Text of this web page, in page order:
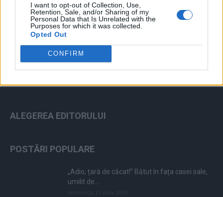
I want to opt-out of Collection, Use,
Retention, Sale, and/or Sharing of my
Personal Data that Is Unrelated with the
Purposes for which it was collected.
Opted Out
CONFIRM
ad
ALEGEREA EDITORULUI
POSTĂRI POPULARE
„Adio, țară de căcat!” Bătut în fața casei sale,
umilit de...